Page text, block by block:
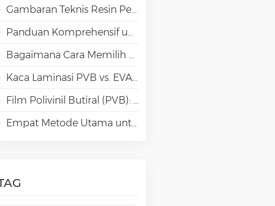
Gambaran Teknis Resin Penghalang Tinggi EVAL EVOH dalam Aplikasi Pengemasan
Panduan Komprehensif untuk Pemilihan Emulsi VAE
Bagaimana Cara Memilih Jenis Polivinil Alkohol (PVA) yang Tepat untuk Aplikasi Kertas Khusus?
Kaca Laminasi PVB vs. EVA vs. SGP vs. TPU: Perbandingan & Panduan untuk Arsitektur Modern
Film Polivinil Butiral (PVB): Kimia, Pemrosesan, dan Aplikasi Berkinerja Tinggi
Empat Metode Utama untuk Pembuatan Film PVA